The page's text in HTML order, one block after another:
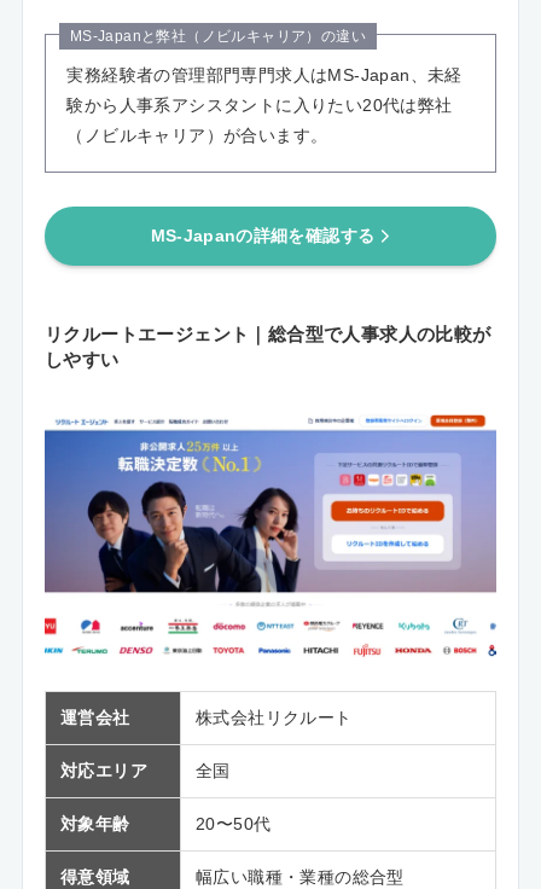
MS-Japanと弊社（ノビルキャリア）の違い
実務経験者の管理部門専門求人はMS-Japan、未経
験から人事系アシスタントに入りたい20代は弊社
（ノビルキャリア）が合います。
MS-Japanの詳細を確認する
リクルートエージェント｜総合型で人事求人の比較が
しやすい
運営会社 株式会社リクルート
対応エリア 全国
対象年齢 20〜50代
得意領域 幅広い職種・業種の総合型